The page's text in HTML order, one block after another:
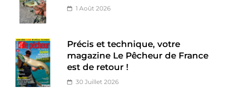
1 Août 2026
Précis et technique, votre
magazine Le Pêcheur de France
est de retour !
30 Juillet 2026